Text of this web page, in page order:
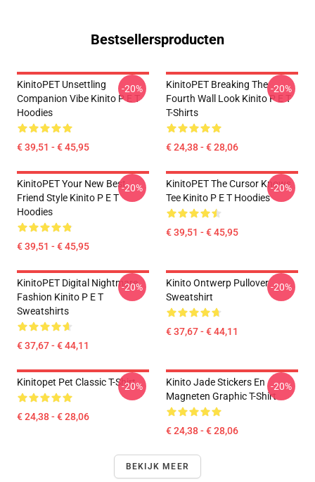
Bestsellersproducten
KinitoPET Unsettling
Companion Vibe Kinito P E T
Hoodies
€ 39,51 - € 45,95
-20%
KinitoPET Breaking The
Fourth Wall Look Kinito P E T
T-Shirts
€ 24,38 - € 28,06
-20%
KinitoPET Your New Best
Friend Style Kinito P E T
Hoodies
€ 39,51 - € 45,95
-20%
KinitoPET The Cursor Knows
Tee Kinito P E T Hoodies
€ 39,51 - € 45,95
-20%
KinitoPET Digital Nightmare
Fashion Kinito P E T
Sweatshirts
€ 37,67 - € 44,11
-20%
Kinito Ontwerp Pullover
Sweatshirt
€ 37,67 - € 44,11
-20%
Kinitopet Pet Classic T-Shirt
€ 24,38 - € 28,06
-20%
Kinito Jade Stickers En
Magneten Graphic T-Shirt
€ 24,38 - € 28,06
-20%
BEKIJK MEER